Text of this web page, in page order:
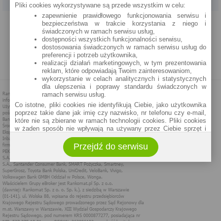
PROGRAM PARTNERSKI O NAS REKLAMA REGULAMIN
POLITYKA PRYWATNOŚCI POLITYKA COOKIES ZASADY PLASOWANIA
Pliki cookies wykorzystywane są przede wszystkim w celu:
zapewnienie prawidłowego funkcjonowania serwisu i
bezpieczeństwa w trakcie korzystania z niego i
świadczonych w ramach serwisu usług,
dostępności wszystkich funkcjonalności serwisu,
dostosowania świadczonych w ramach serwisu usług do
preferencji i potrzeb użytkownika,
realizacji działań marketingowych, w tym prezentowania
reklam, które odpowiadają Twoim zainteresowaniom,
wykorzystanie w celach analitycznych i statystycznych
dla ulepszenia i poprawy standardu świadczonych w
ramach serwisu usług.
Co istotne, pliki cookies nie identyfikują Ciebie, jako użytkownika
poprzez takie dane jak imię czy nazwisko, nr telefonu czy e-mail,
które nie są zbierane w ramach technologii cookies. Pliki cookies
w żaden sposób nie wpływają na używany przez Ciebie sprzęt i
Zakres wykorzystywania plików cookies możliwy jest do
określenia w ustawieniach przeglądarki każdego użytkownika. Bez
wprowadzenia zmian ustawień, informacje w plikach cookies mogą
być zapisywane w pamięci Twojego urządzenia.
Administratorem danych pozyskiwanych w technologii cookies jest
spółka Rankomat.pl Sp. z o.o. (dawniej: Rankomat Sp. z o. o. Sp.
k.) z siedzibą w Warszawie, ul. Wolska 88, 01 - 141 Warszawa.
Możesz jako użytkownik w każdym czasie skontaktować się z
administratorem pod adresem bok@ebroker.pl, jak również wyrazić
Przejdź do serwisu